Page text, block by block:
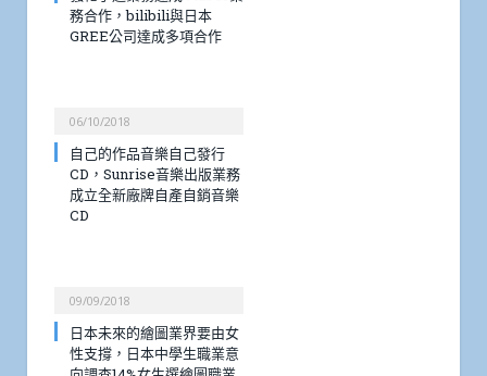
務合作，bilibili與日本
GREE公司達成多項合作
06/10/2018
自己的作品音樂自己發行
CD，Sunrise音樂出版業務
成立全新廠牌自產自銷音樂
CD
09/09/2018
日本未來的繪圖業界要由女
性支撐，日本中學生職業意